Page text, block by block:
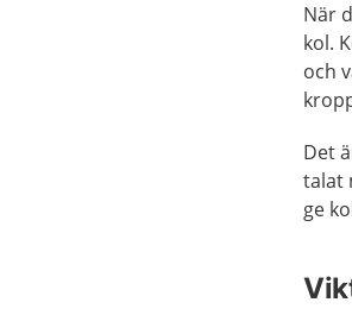
När
kol.
och
Det
talat
ge